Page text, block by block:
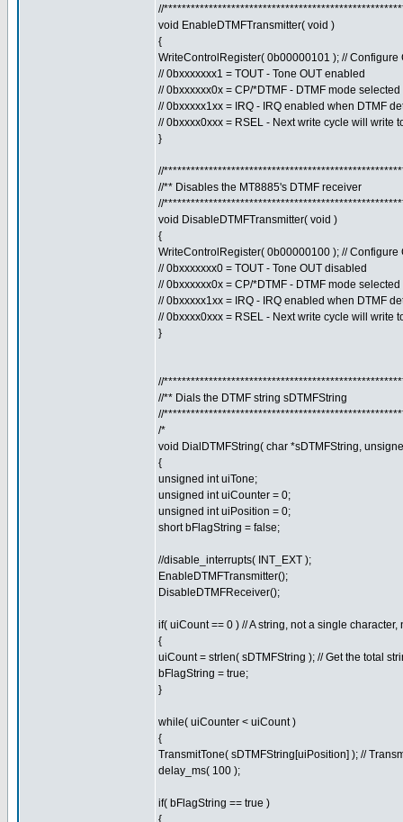
//
void EnableDTMFTransmitter( void )
{
WriteControlRegister( 0b00000101 ); // Configure
// 0bxxxxxxx1 = TOUT - Tone OUT enabled
// 0bxxxxxx0x = CP/*DTMF - DTMF mode selected
// 0bxxxxx1xx = IRQ - IRQ enabled when DTMF
// 0bxxxx0xxx = RSEL - Next write cycle will write
}
//
//** Disables the MT8885's DTMF receiver
//
void DisableDTMFTransmitter( void )
{
WriteControlRegister( 0b00000100 ); // Configure
// 0bxxxxxxx0 = TOUT - Tone OUT disabled
// 0bxxxxxx0x = CP/*DTMF - DTMF mode selected
// 0bxxxxx1xx = IRQ - IRQ enabled when DTMF
// 0bxxxx0xxx = RSEL - Next write cycle will write
}
//
//** Dials the DTMF string sDTMFString
//
/*
void DialDTMFString( char *sDTMFString,
{
unsigned int uiTone;
unsigned int uiCounter = 0;
unsigned int uiPosition = 0;
short bFlagString = false;
//disable_interrupts( INT_EXT );
EnableDTMFTransmitter();
DisableDTMFReceiver();
if( uiCount == 0 ) // A string, not a single
{
uiCount = strlen( sDTMFString ); // Get the total
bFlagString = true;
}
while( uiCounter < uiCount )
{
TransmitTone( sDTMFString[uiPosition] ); //
delay_ms( 100 );
if( bFlagString == true )
{